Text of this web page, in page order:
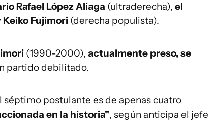
Rafael López Aliaga (ultraderecha), el
Keiko Fujimori (derecha populista).
(1990-2000), actualmente preso, se
partido debilitado.
séptimo postulante es de apenas cuatro
en la historia", según anticipa el jefe